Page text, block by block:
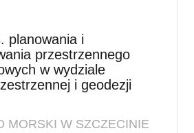
planowania i
przestrzennego
w wydziale
i geodezji
MORSKI W SZCZECINIE